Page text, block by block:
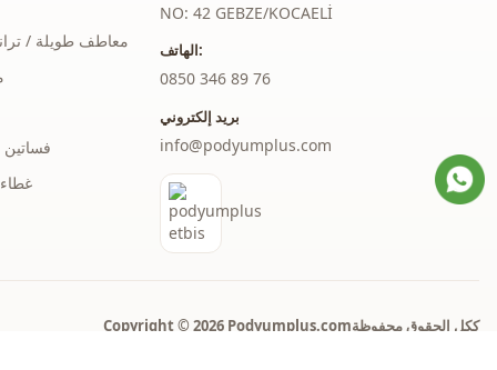
قصة مستقيمة
ماكسي
كلاسيكي
معاطف طويلة /
فساتين
NO: 42 GEBZE/KOCAELİ
الهاتف:
‎0850 346 89 76
بريد إلكتروني
info@podyumplus.com
Copyright © 2026 Podyumplus.comككل الحقوق محفوظة